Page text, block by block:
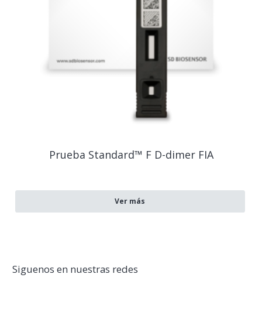
Prueba Standard™ F D-dimer FIA
Ver más
Siguenos en nuestras redes